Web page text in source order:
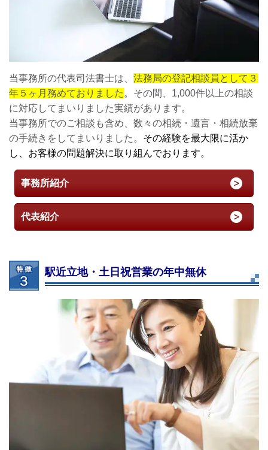
当事務所の代表司法書士は、 法務局の登記相談員として３
年５ヶ月務めておりました。その間、1,000件以上の相談
に対応してまいりました実績があります。
当事務所でのご相談も含め、数々の相続・遺言・相続放棄
の手続きをしてまいりました。 その経験を最大限に活か
し、お客様の問題解決に取り組んでおります。
事務所紹介
代表紹介
駅近立地・土日祝営業の年中無休